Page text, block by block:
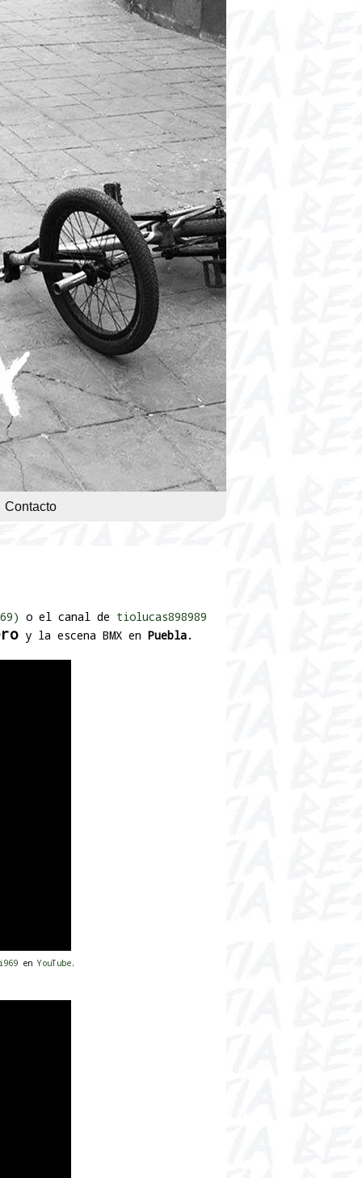
Contacto
o el canal de tiolucas898989
y la escena BMX en Puebla.
enYouTube.